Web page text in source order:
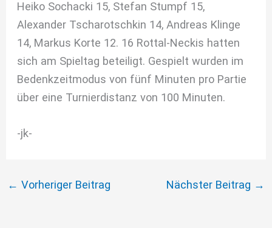
Heiko Sochacki 15, Stefan Stumpf 15,
Alexander Tscharotschkin 14, Andreas Klinge
14, Markus Korte 12. 16 Rottal-Neckis hatten
sich am Spieltag beteiligt. Gespielt wurden im
Bedenkzeitmodus von fünf Minuten pro Partie
über eine Turnierdistanz von 100 Minuten.
-jk-
← Vorheriger Beitrag Nächster Beitrag →